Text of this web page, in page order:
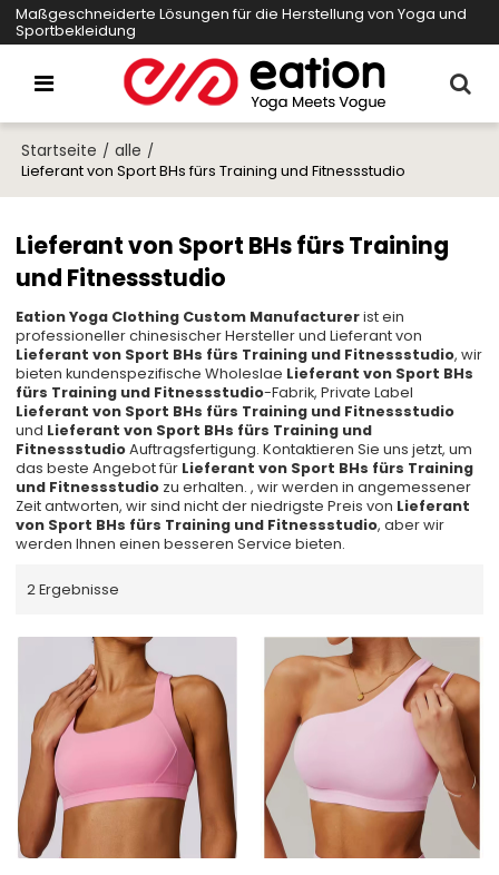
Maßgeschneiderte Lösungen für die Herstellung von Yoga und
Sportbekleidung
Startseite / alle /
Lieferant von Sport BHs fürs Training und Fitnessstudio
Lieferant von Sport BHs fürs Training
und Fitnessstudio
Eation Yoga Clothing Custom Manufacturerist ein
professioneller chinesischer Hersteller und Lieferant von
Lieferant von Sport BHs fürs Training und Fitnessstudio, wir
bieten kundenspezifische Wholeslae Lieferant von Sport BHs
fürs Training und Fitnessstudio-Fabrik, Private Label
Lieferant von Sport BHs fürs Training und Fitnessstudio
und Lieferant von Sport BHs fürs Training und
FitnessstudioAuftragsfertigung. Kontaktieren Sie uns jetzt, um
das beste Angebot für Lieferant von Sport BHs fürs Training
und Fitnessstudio zu erhalten. , wir werden in angemessener
Zeit antworten, wir sind nicht der niedrigste Preis von Lieferant
von Sport BHs fürs Training und Fitnessstudio, aber wir
werden Ihnen einen besseren Service bieten.
2 Ergebnisse